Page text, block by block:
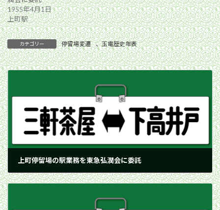
1955年4月1日
上町駅
カテゴリー 停留場変遷 、玉電歴史年表
上町停留場の駅業務を東急弘潤会に委託
1955年4月1日